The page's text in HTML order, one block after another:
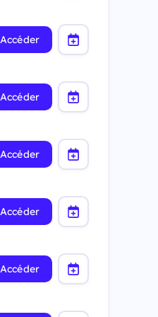
Accéder
Accéder
Accéder
Accéder
Accéder